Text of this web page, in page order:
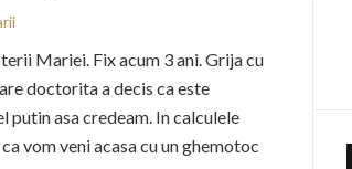
Mariei. Fix acum 3 ani. Grija cu
doctorita a decis ca este
putin asa credeam. In calculele
vom veni acasa cu un ghemotoc